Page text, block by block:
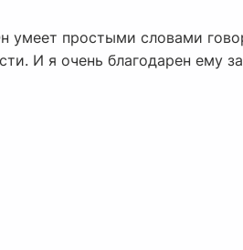
умеет простыми словами
И я очень благодарен ему